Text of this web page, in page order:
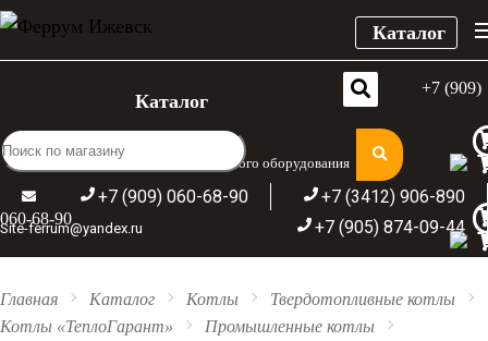
Широкий ассортимент отопительного оборудования
+7 (3412) 906-890
+7 (909) 060-68-90
+7 (905) 874-09-44
Site-ferrum@yandex.ru
Каталог
Каталог
+7 (909)
060-68-90
Главная Каталог Котлы
Твердотопливные котлы
Котлы «ТеплоГарант»
Промышленные котлы